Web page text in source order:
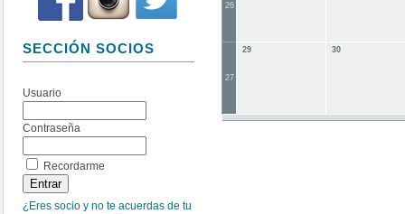
SECCIÓN SOCIOS
Usuario
Contraseña
Recordarme
¿Eres socio y no te acuerdas de tu
26
27
29 30